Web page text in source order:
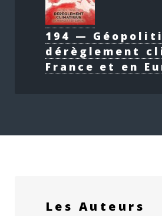
194 —
dérèglement
France et en
Les Auteurs